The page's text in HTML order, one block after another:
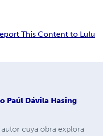
This Content to Lulu
Paúl Dávila Hasing
cuya obra explora